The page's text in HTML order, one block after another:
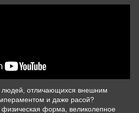
людей, отличающихся внешним
и даже расой?
форма, великолепное